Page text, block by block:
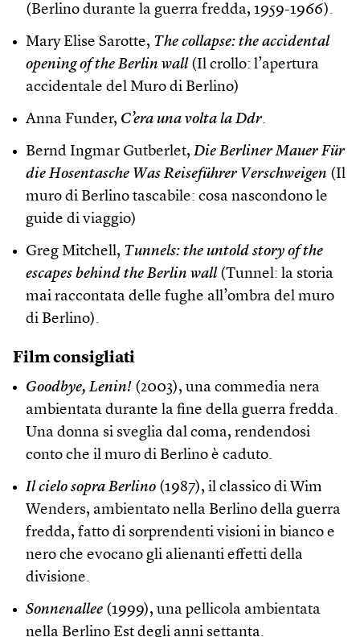
(Berlino durante la guerra fredda, 1959-1966).
Mary Elise Sarotte, The collapse: the accidental
opening of the Berlin wall (Il crollo: l’apertura
accidentale del Muro di Berlino)
Anna Funder, C’era una volta la Ddr.
Bernd Ingmar Gutberlet, Die Berliner Mauer Für
die Hosentasche Was Reiseführer Verschweigen (Il
muro di Berlino tascabile: cosa nascondono le
guide di viaggio)
Greg Mitchell, Tunnels: the untold story of the
escapes behind the Berlin wall (Tunnel: la storia
mai raccontata delle fughe all’ombra del muro
di Berlino).
Film consigliati
Goodbye, Lenin! (2003), una commedia nera
ambientata durante la fine della guerra fredda.
Una donna si sveglia dal coma, rendendosi
conto che il muro di Berlino è caduto.
Il cielo sopra Berlino (1987), il classico di Wim
Wenders, ambientato nella Berlino della guerra
fredda, fatto di sorprendenti visioni in bianco e
nero che evocano gli alienanti effetti della
divisione.
Sonnenallee (1999), una pellicola ambientata
nella Berlino Est degli anni settanta.